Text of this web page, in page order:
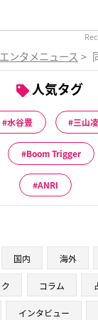
エンタメニュース >
人気タグ
水谷豊 三山
Boom Trigger
ANRI
国内 海外
コラム
インタビュー